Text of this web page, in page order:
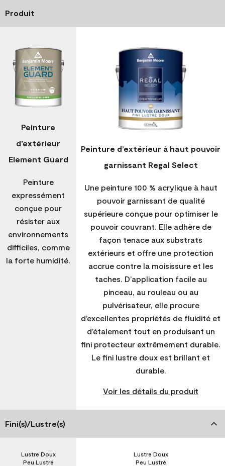
Produit
Peinture
d’extérieur
Element Guard
Peinture
expressément
conçue pour
résister aux
environnements
difficiles, comme
la forte humidité.
Peinture d’extérieur à haut pouvoir
garnissant Regal Select
Une peinture 100 % acrylique à haut
pouvoir garnissant de qualité
supérieure conçue pour optimiser le
pouvoir couvrant. Elle adhère de
façon tenace aux substrats
extérieurs et offre une protection
accrue contre la moisissure et les
taches. D’application facile au
pinceau, au rouleau ou au
pulvérisateur, elle procure
d’excellentes propriétés de fluidité et
d’étalement tout en produisant un
fini protecteur extrêmement durable.
Le fini lustre doux est brillant et
durable.
Voir les détails du produit
Fini(s)/Lustre(s)
Peu Lustré
Lustre Doux
Peu Lustré
Lustre Doux